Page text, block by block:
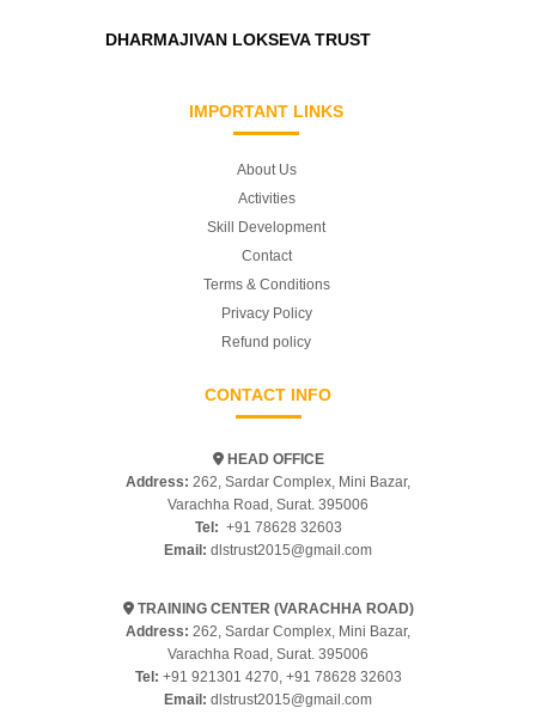
DHARMAJIVAN LOKSEVA TRUST
IMPORTANT LINKS
About Us
Activities
Skill Development
Contact
Terms & Conditions
Privacy Policy
Refund policy
CONTACT INFO
HEAD OFFICE
Address: 262, Sardar Complex, Mini Bazar,
Varachha Road, Surat. 395006
Tel: +91 78628 32603
Email: dlstrust2015@gmail.com
TRAINING CENTER (VARACHHA ROAD)
Address: 262, Sardar Complex, Mini Bazar,
Varachha Road, Surat. 395006
Tel: +91 921301 4270, +91 78628 32603
Email: dlstrust2015@gmail.com